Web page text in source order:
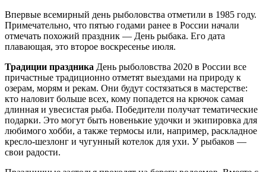
Впервые всемирный день рыболовства отметили в 1985 году.
Примечательно, что пятью годами ранее в России начали
отмечать похожий праздник — День рыбака. Его дата
плавающая, это второе воскресенье июля.
Традиции праздника День рыболовства 2020 в России все
причастные традиционно отметят выездами на природу к
озерам, морям и рекам. Они будут состязаться в мастерстве:
кто наловит больше всех, кому попадется на крючок самая
длинная и увесистая рыба. Победители получат тематические
подарки. Это могут быть новенькие удочки и экипировка для
любимого хобби, а также термосы или, например, раскладное
кресло-шезлонг и чугунный котелок для ухи. У рыбаков —
свои радости.